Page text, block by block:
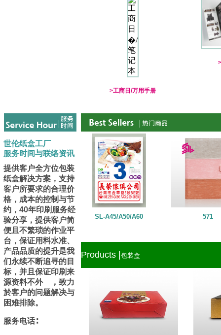
>工商日/万用手册
世伦纸盒工厂
服务时间与联络资讯
提供客户全方位包装
纸盒解决方案，支持
客户所要求的合理价
格，成本的控制与节
约，40年印刷服务经
验分享，提供客户简
便且不繁琐的作业平
台，保证用料水准、
产品品质的提升是我
们永续不断追寻的目
标，并且保证印刷来
源资料不外 ，致力
於客户的问题解决与
困难排除。
服务电话∶
SL-A45/A50/A60 571
Products | 包装盒